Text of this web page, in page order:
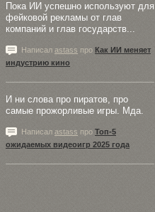
Пока ИИ успешно используют для
фейковой рекламы от глав
компаний и глав государств...
Написал astass про Как ИИ меняет
индустрию кино
И ни слова про пиратов, про
самые прожорливые игры. Мда.
Написал astass про Топ-5
ожидаемых видеоигр 2025 года